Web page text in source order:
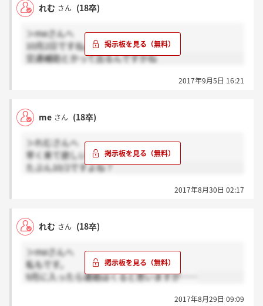
最近のログも見ましたが、推薦書もまだあるんです
ね…。出せばとりあえず有利的な感じもしますが、自
分に正直になって考えて下さい。他社の内々定を持っ
ていて迷ってるのなら出さなくてもいいと思います
し、本当に入社したいと感じたら出せば効果的だと思
います。
(どこの会社もそうだと思いますが、推薦書だして内
かけますからね。)
皆さん頑張って下さいね\(^o^)／
長々と失礼しました。
れむ さん (18卒)
＞meさんへ
10月2日ですね。
交通補助とかって出るんですかね
2017年9月5日 16:21
me さん (18卒)
＞れむさんへ
早く来て欲しいです。
たぶん10/2ですよね？
2017年8月30日 02:17
れむ さん (18卒)
＞meさんへ
私もです。
9月に入ったら連絡はくると思いますが……
2017年8月29日 09:09